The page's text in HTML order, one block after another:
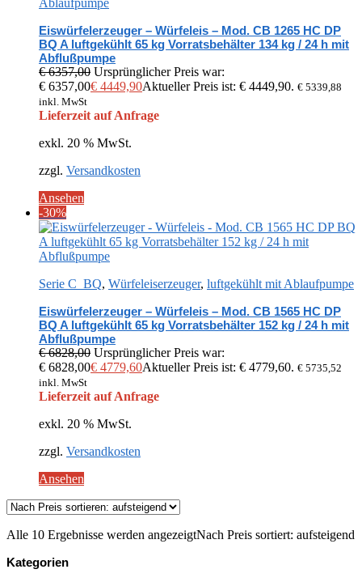
Ablaufpumpe
Eiswürfelerzeuger – Würfeleis – Mod. CB 1265 HC DP
BQ A luftgekühlt 65 kg Vorratsbehälter 134 kg / 24 h mit
Abflußpumpe
€6357,00 Ursprünglicher Preis war:
€ 6357,00€ 4449,90Aktueller Preis ist: € 4449,90. € 5339,88
inkl. MwSt
Lieferzeit auf Anfrage
exkl. 20 % MwSt.
zzgl. Versandkosten
Ansehen
-30%
Serie C_BQ, Würfeleiserzeuger, luftgekühlt mit Ablaufpumpe
Eiswürfelerzeuger – Würfeleis – Mod. CB 1565 HC DP
BQ A luftgekühlt 65 kg Vorratsbehälter 152 kg / 24 h mit
Abflußpumpe
€6828,00 Ursprünglicher Preis war:
€ 6828,00€ 4779,60Aktueller Preis ist: € 4779,60. € 5735,52
inkl. MwSt
Lieferzeit auf Anfrage
exkl. 20 % MwSt.
zzgl. Versandkosten
Ansehen
Alle 10 Ergebnisse werden angezeigtNach Preis sortiert: aufsteigend
Kategorien